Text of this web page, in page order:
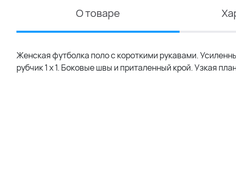
О товаре
Женская футболка поло с короткими рукавами.
рубчик 1 x 1. Боковые швы и приталенный крой. Узкая